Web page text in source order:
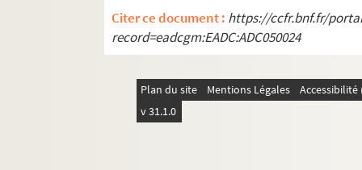
46. « Ordo divini officii celebrandi in festo
47. « Ex constitutionibus congregationis
48. « Entretiens avec Jésus-Christ dans le Saint
49. Saint Thomas d'Aquin. — Sermon sur ce
50. Sermon prononcé en 1703, au synode
Citer ce document : https://ccfr.bnf.fr/
record=eadcgm:EADC:ADC050024
Plan du site Mentions Légales
v 31.1.0